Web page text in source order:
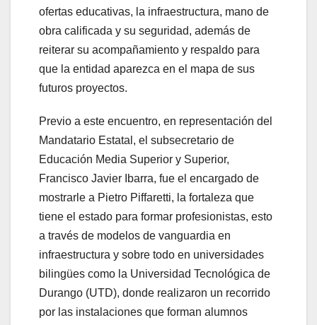
ofertas educativas, la infraestructura, mano de
obra calificada y su seguridad, además de
reiterar su acompañamiento y respaldo para
que la entidad aparezca en el mapa de sus
futuros proyectos.
Previo a este encuentro, en representación del
Mandatario Estatal, el subsecretario de
Educación Media Superior y Superior,
Francisco Javier Ibarra, fue el encargado de
mostrarle a Pietro Piffaretti, la fortaleza que
tiene el estado para formar profesionistas, esto
a través de modelos de vanguardia en
infraestructura y sobre todo en universidades
bilingües como la Universidad Tecnológica de
Durango (UTD), donde realizaron un recorrido
por las instalaciones que forman alumnos